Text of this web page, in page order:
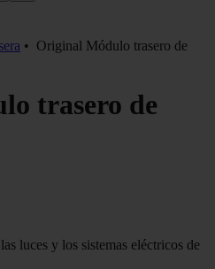
• Original Módulo trasero de
trasero de
luces y los sistemas eléctricos de